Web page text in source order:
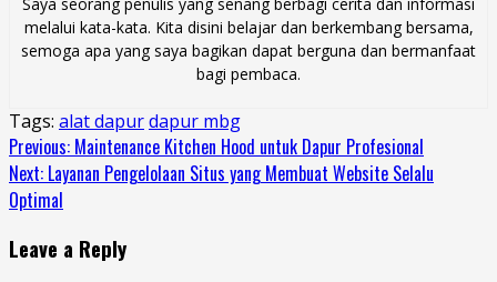
melalui kata-kata. Kita disini belajar dan berkembang bersama,
semoga apa yang saya bagikan dapat berguna dan bermanfaat
bagi pembaca.
Tags: alat dapurdapur mbg
Continue
Reading
Previous: Maintenance Kitchen Hood untuk Dapur Profesional
Next: Layanan Pengelolaan Situs yang Membuat Website Selalu
Optimal
Leave a Reply